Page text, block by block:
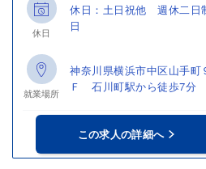
休日
休日：土日祝他 週休二
日
就業場所
神奈川県横浜市中区山手
Ｆ 石川町駅から徒歩7分
この求人の詳細へ